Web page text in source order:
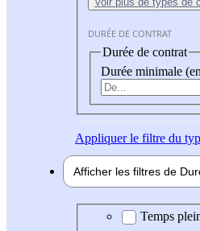
DURÉE DE CONTRAT
Durée de contrat
Durée minimale
Appliquerle filtre du
Afficher les filtres de
Durée hebdomadaire
Temps